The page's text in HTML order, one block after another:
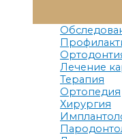
Лечение
Терапия
Ортопедия
Хирургия